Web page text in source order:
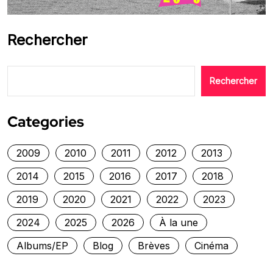
Rechercher
Rechercher
Categories
2009 2010 2011 2012
2013
2014
2015 2016 2017
2018
2019
2020 2021 2022
2023
2024
2025 2026
À la une
Albums/EP
Blog Brèves
Cinéma